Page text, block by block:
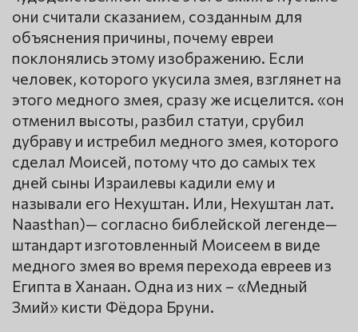
они считали сказанием, созданным для
объяснения причины, почему евреи
поклонялись этому изображению. Если
человек, которого укусила змея, взглянет на
этого медного змея, сразу же исцелится. «он
отменил высоты, разбил статуи, срубил
дубраву и истребил медного змея, которого
сделал Моисей, потому что до самых тех
дней сыны Израилевы кадили ему и
называли его Нехуштан. Или, Нехуштан лат.
Naasthan)— согласно библейской легенде—
штандарт изготовленный Моисеем в виде
медного змея во время перехода евреев из
Египта в Ханаан. Одна из них – «Медный
Змий» кисти Фёдора Бруни.